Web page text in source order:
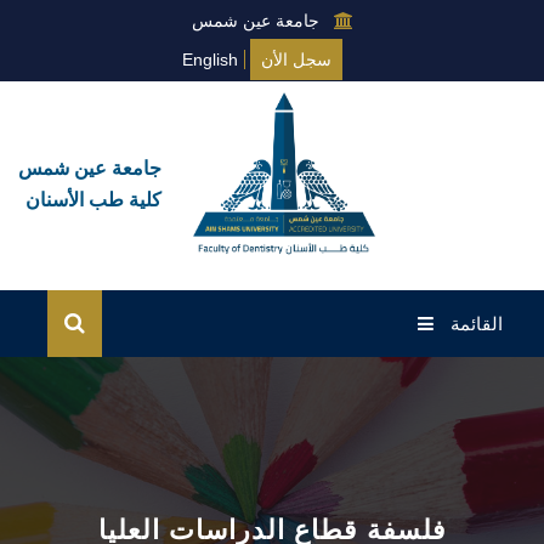
جامعة عين شمس
سجل الأن
English
جامعة عين شمس
كلية طب الأسنان
القائمة
الرئيسية
الماجستير الإكلينيكي (MSc)
فلسفة قطاع الدراسات العليا